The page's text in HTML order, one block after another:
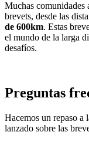
Muchas comunidades
brevets, desde las
de 600km. Estas
el mundo de la larga
desafíos.
Preguntas
Hacemos un repaso a
lanzado sobre las